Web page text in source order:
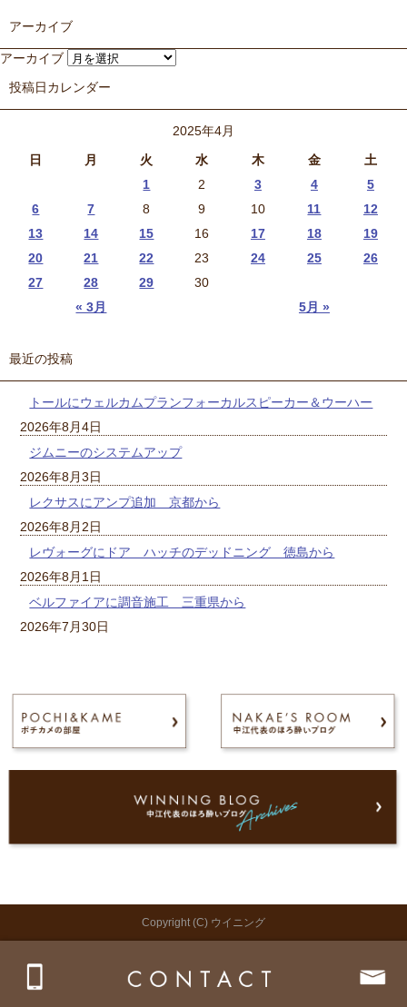
アーカイブ
アーカイブ
投稿日カレンダー
2025年4月
日
月 火 水 木 金 土
« 3月 5月 »
1 2 3 4
5
6
7 8 9 10 11
12
13
14 15 16 17 18
19
20
21 22 23 24 25
26
27
28 29 30
最近の投稿
トールにウェルカムプランフォーカルスピーカー＆ウーハー
2026年8月4日
ジムニーのシステムアップ
2026年8月3日
レクサスにアンプ追加 京都から
2026年8月2日
レヴォーグにドア ハッチのデッドニング 徳島から
2026年8月1日
ベルファイアに調音施工 三重県から
2026年7月30日
Copyright (C) ウイニング